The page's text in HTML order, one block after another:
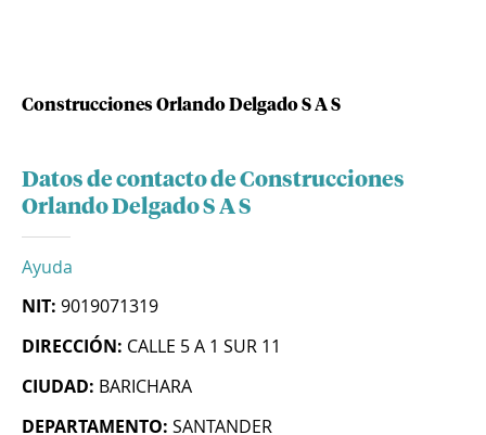
Construcciones Orlando Delgado S A S
Datos de contacto de Construcciones
Orlando Delgado S A S
Ayuda
NIT: 9019071319
DIRECCIÓN: CALLE 5 A 1 SUR 11
CIUDAD: BARICHARA
DEPARTAMENTO: SANTANDER